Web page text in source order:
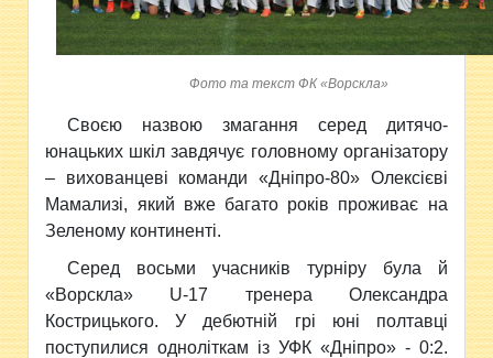
Фото та текст ФК «Ворскла»
Своєю назвою змагання серед дитячо-
юнацьких шкіл завдячує головному організатору
– вихованцеві команди «Дніпро-80» Олексієві
Мамализі, який вже багато років проживає на
Зеленому континенті.
Серед восьми учасників турніру була й
«Ворскла» U-17 тренера Олександра
Кострицького. У дебютній грі юні полтавці
поступилися одноліткам із УФК «Дніпро» - 0:2.